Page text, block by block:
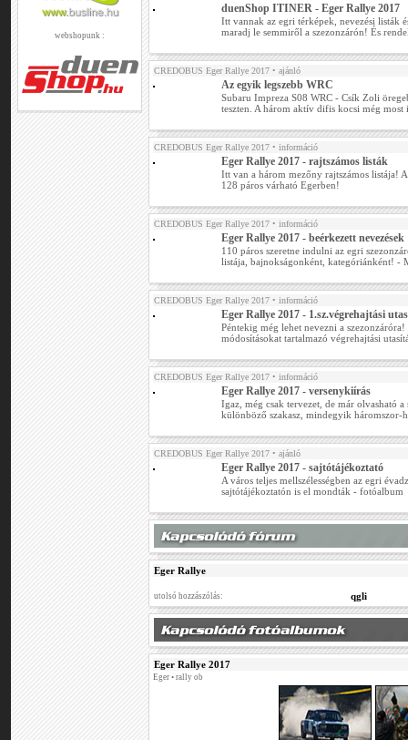
webshopunk :
duenShop ITINER - Eger Rallye 2017
Itt vannak az egri térképek, nevezési listák
maradj le semmiről a szezonzárón! És
CREDOBUS Eger Rallye 2017 • ajánló
Az egyik legszebb WRC
Subaru Impreza S08 WRC - Csík Zoli
teszten. A három aktív difis kocsi még
CREDOBUS Eger Rallye 2017 • információ
Eger Rallye 2017 - rajtszámos listák
Itt van a három mezőny rajtszámos listája!
128 páros várható Egerben!
CREDOBUS Eger Rallye 2017 • információ
Eger Rallye 2017 - beérkezett nevezések
110 páros szeretne indulni az egri
listája, bajnokságonként, kategóriánként! -
CREDOBUS Eger Rallye 2017 • információ
Eger Rallye 2017 - 1.sz.végrehajtási
Péntekig még lehet nevezni a
módosításokat tartalmazó végrehajtási
CREDOBUS Eger Rallye 2017 • információ
Eger Rallye 2017 - versenykiírás
Igaz, még csak tervezet, de már olvasható
különböző szakasz, mindegyik háromszor-
CREDOBUS Eger Rallye 2017 • ajánló
Eger Rallye 2017 - sajtótájékoztató
A város teljes mellszélességben az egri
sajtótájékoztatón is el mondták - fotóalbum
Eger Rallye
utolsó hozzászólás: qgli
Eger Rallye 2017
Eger • rally ob